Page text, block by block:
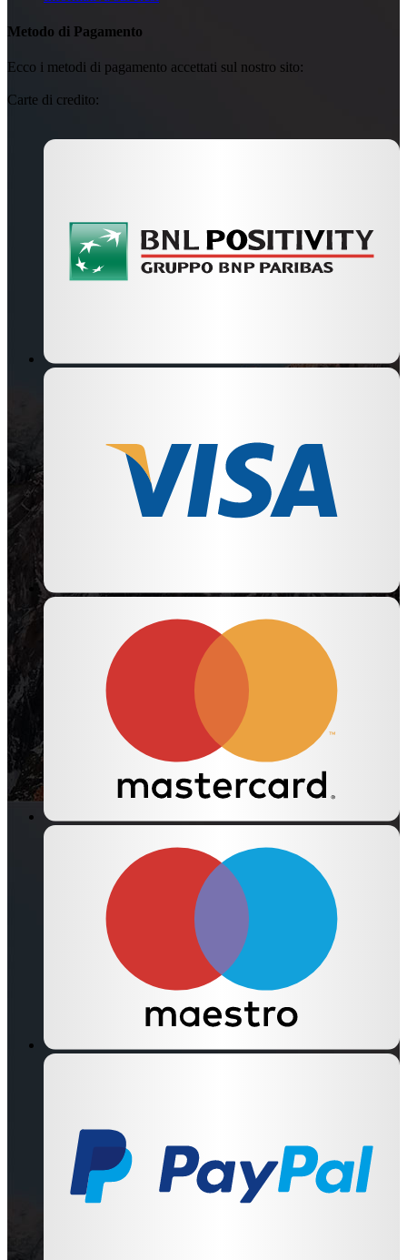
Metodo di Pagamento
Ecco i metodi di pagamento accettati sul nostro sito:
Carte di credito: